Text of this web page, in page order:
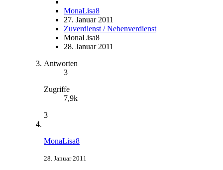
MonaLisa8
27. Januar 2011
Zuverdienst / Nebenverdienst
MonaLisa8
28. Januar 2011
Antworten
3
Zugriffe
7,9k
3
MonaLisa8
28. Januar 2011